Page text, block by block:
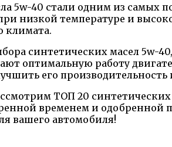
5w-40 стали одним из самых
низкой температуре и
климата.
синтетических масел 5w-
оптимальную работу
его
ТОП 20
временем и одобренной
вашего автомобиля!